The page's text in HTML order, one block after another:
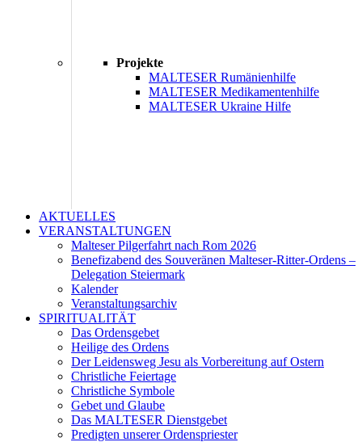
Projekte
MALTESER Rumänienhilfe
MALTESER Medikamentenhilfe
MALTESER Ukraine Hilfe
AKTUELLES
VERANSTALTUNGEN
Malteser Pilgerfahrt nach Rom 2026
Benefizabend des Souveränen Malteser-Ritter-Ordens –
Delegation Steiermark
Kalender
Veranstaltungsarchiv
SPIRITUALITÄT
Das Ordensgebet
Heilige des Ordens
Der Leidensweg Jesu als Vorbereitung auf Ostern
Christliche Feiertage
Christliche Symbole
Gebet und Glaube
Das MALTESER Dienstgebet
Predigten unserer Ordenspriester